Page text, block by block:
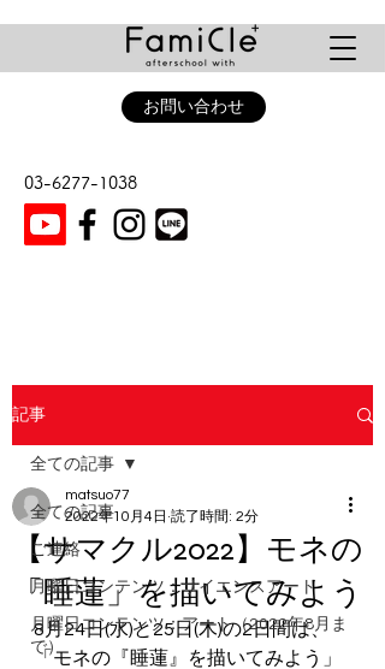
お問い合わせ
03-6277-1038
記事
全ての記事
ご連絡
月曜日コンテンツ：サイエンスアート
月曜日コンテンツ：アート（2022年8月ま
で）
全ての記事
【サマクル2022】モネの
「睡蓮」を描いてみよう
matsuo77
2022年10月4日 読了時間: 2分
8月24日(水)と25日(木)の2日間は、
「モネの『睡蓮』を描いてみよう」